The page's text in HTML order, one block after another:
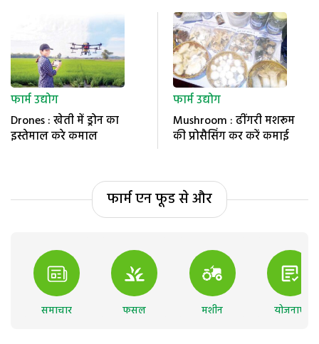
फार्म उद्योग
Drones : खेती में ड्रोन का
इस्तेमाल करे कमाल
फार्म उद्योग
Mushroom : ढींगरी मशरूम
की प्रोसैसिंग कर करें कमाई
फार्म एन फूड से और
समाचार फसल मशीन योजनाएं